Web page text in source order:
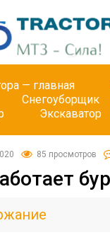
— главная
Снегоуборщик
Экскаватор
85 просмотров